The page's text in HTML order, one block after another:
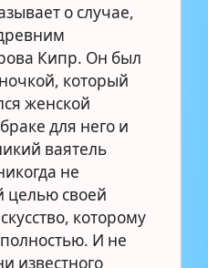
о случае,
Кипр. Он был
который
женской
для него и
ваятель
не
целью своей
которому
И не
известного